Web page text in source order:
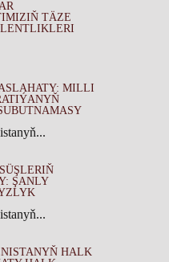
TÄZE
MILLI
ŞANLY
HALK